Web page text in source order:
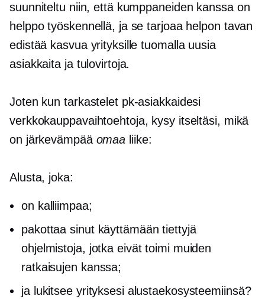
suunniteltu niin, että kumppaneiden kanssa on
helppo työskennellä, ja se tarjoaa helpon tavan
edistää kasvua yrityksille tuomalla uusia
asiakkaita ja tulovirtoja.
Joten kun tarkastelet pk-asiakkaidesi
verkkokauppavaihtoehtoja, kysy itseltäsi, mikä
on järkevämpää omaa liike:
Alusta, joka:
on kalliimpaa;
pakottaa sinut käyttämään tiettyjä
ohjelmistoja, jotka eivät toimi muiden
ratkaisujen kanssa;
ja lukitsee yrityksesi alustaekosysteemiinsä?